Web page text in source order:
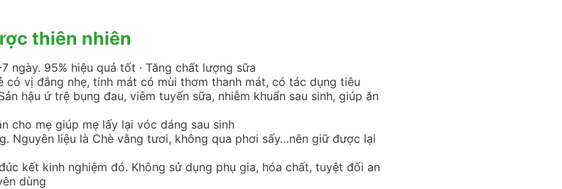
thiên nhiên‎
95% hiệu quả tốt · Tăng chất lượng sữa
vị đắng nhẹ, tính mát có mùi thơm thanh mát, có tác dụng tiêu
hậu ứ trệ bụng đau, viêm tuyến sữa, nhiễm khuẩn sau sinh, giúp ăn
cho mẹ giúp mẹ lấy lại vóc dáng sau sinh
Nguyên liệu là Chè vằng tươi, không qua phơi sấy…nên giữ được lại
kết kinh nghiệm đó. Không sử dụng phụ gia, hóa chất, tuyệt đối an
dùng